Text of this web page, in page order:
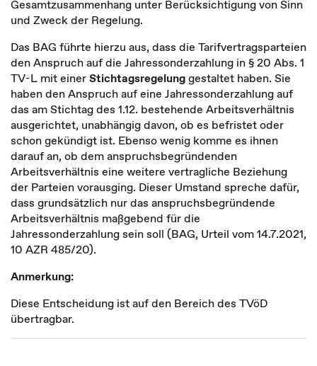
Gesamtzusammenhang unter Berücksichtigung von Sinn
und Zweck der Regelung.
Das BAG führte hierzu aus, dass die Tarifvertragsparteien
den Anspruch auf die Jahressonderzahlung in § 20 Abs. 1
TV-L mit einerStichtagsregelunggestaltet haben. Sie
haben den Anspruch auf eine Jahressonderzahlung auf
das am Stichtag des 1.12. bestehende Arbeitsverhältnis
ausgerichtet, unabhängig davon, ob es befristet oder
schon gekündigt ist. Ebenso wenig komme es ihnen
darauf an, ob dem anspruchsbegründenden
Arbeitsverhältnis eine weitere vertragliche Beziehung
der Parteien vorausging. Dieser Umstand spreche dafür,
dass grundsätzlich nur das anspruchsbegründende
Arbeitsverhältnis maßgebend für die
Jahressonderzahlung sein soll (BAG, Urteil vom 14.7.2021,
10 AZR 485/20).
Anmerkung:
Diese Entscheidung ist auf den Bereich des TVöD
übertragbar.